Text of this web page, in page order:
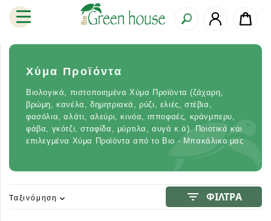
Χύμα Προϊόντα
Βιολογικά, πιστοποιημένα Χύμα Προϊόντα (ζάχαρη,
βρώμη, κανέλα, δημητριακά, ρύζι, ελιές, στέβια,
φασόλια, αλάτι, αλεύρι, κινόα, ιπποφαές, κράνμπερυ,
φάβα, γκότζι, σταφίδα, μύρτιλα, αυγά κ.ά). Ποιοτικά και
επιλεγμένα Χύμα Προϊόντα από το Βιο - Μπακάλικο μας
Ταξινόμηση expand_more filter_list ΦΙΛΤΡΑ